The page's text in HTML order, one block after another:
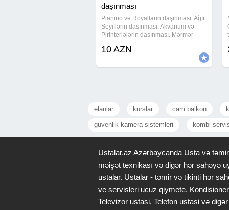
daşınması
Pianino və Röyalların daşınması. Ağır
Seyiflərin daşınması. Akvarium və
Pirinterlələrin daşınması. Mərmər
daşınmàsı. Pianino və Röyalların
köklənməsi. Təmiri və restavrasiyası.
Ev
10 AZN
elanlar kurslar cam balkon
guvenlik kamera sistemleri kombi
Ustalar.az Azərbaycanda Usta və
məişət texnikası və digər hər sahəyə
ustalar. Ustalar - təmir və tikinti hər
ve servisleri ucuz qiymete.
Televizor ustasi, Telefon ustasi və